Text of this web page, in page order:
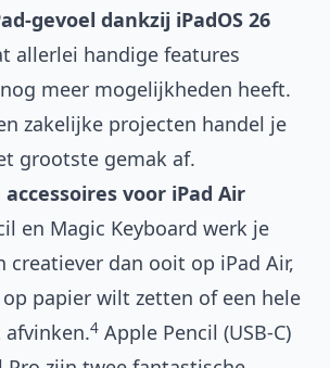
gevoel dankzij iPadOS 26
allerlei handige features
meer mogelijkheden heeft.
zakelijke projecten handel je
grootste gemak af.
voor iPad Air
en Magic Keyboard werk je
creatiever dan ooit op iPad Air,
papier wilt zetten of een hele
4 Apple Pencil (USB-C)